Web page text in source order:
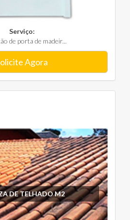
Serviço:
de porta de madeir...
Agora
DE TELHADO M2